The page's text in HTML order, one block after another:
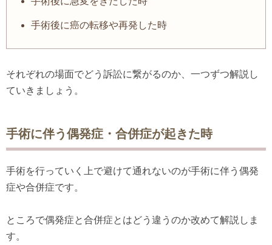
手術後に癌の転移や再発した時
それぞれの場面でどう訴訟に繋がるのか、一つずつ解説し
ていきましょう。
手術に伴う偶発症・合併症が起きた時
手術を行っていく上で避けて通れないのが手術に伴う偶発
症や合併症です。
ところで偶発症と合併症とはどう違うのか改めて解説しま
す。